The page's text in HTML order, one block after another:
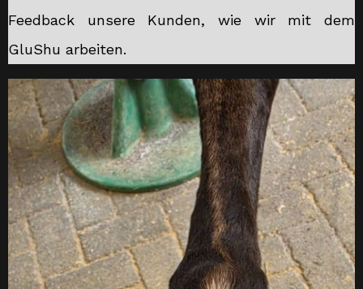
Feedback unsere Kunden, wie wir mit dem
GluShu arbeiten.